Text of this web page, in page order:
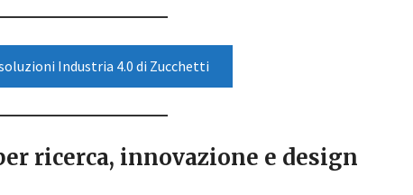
Industria 4.0 di Zucchetti
ricerca, innovazione e design